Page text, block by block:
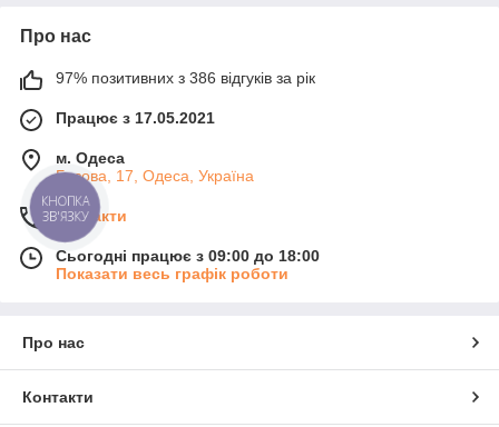
Про нас
97% позитивних з 386 відгуків за рік
Працює з 17.05.2021
м. Одеса
Базова, 17, Одеса, Україна
Контакти
Сьогодні працює з 09:00 до 18:00
Показати весь графік роботи
Про нас
Контакти
КНОПКА
ЗВ'ЯЗКУ